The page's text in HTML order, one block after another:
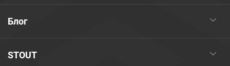
STOUT
Блог